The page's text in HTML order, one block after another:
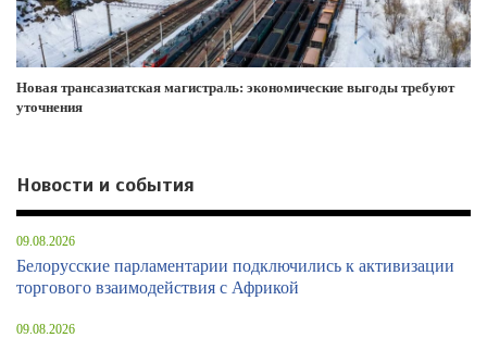
Новая трансазиатская магистраль: экономические выгоды требуют
уточнения
Новости и события
09.08.2026
Белорусские парламентарии подключились к активизации
торгового взаимодействия с Африкой
09.08.2026